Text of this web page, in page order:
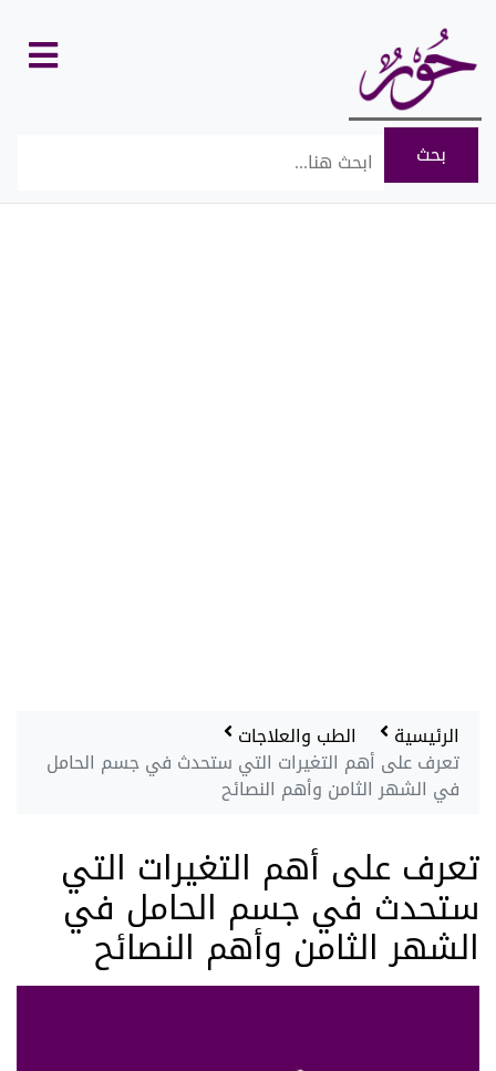
الرئيسية الطب والعلاجات
تعرف على أهم التغيرات التي ستحدث في جسم الحامل
في الشهر الثامن وأهم النصائح
تعرف على أهم التغيرات التي
ستحدث في جسم الحامل في
الشهر الثامن وأهم النصائح